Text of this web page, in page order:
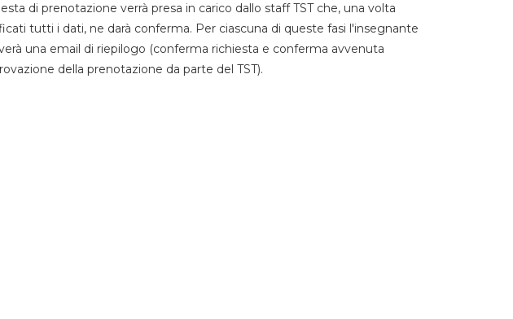
di prenotazione verrà presa in carico dallo staff TST che, una volta
tutti i dati, ne darà conferma. Per ciascuna di queste fasi l'insegnante
una email di riepilogo (conferma richiesta e conferma avvenuta
della prenotazione da parte del TST).